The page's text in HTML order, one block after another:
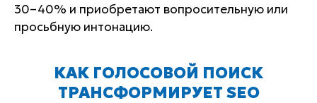
30–40% и приобретают вопросительную или
просьбную интонацию.
КАК ГОЛОСОВОЙ ПОИСК
ТРАНСФОРМИРУЕТ SEO